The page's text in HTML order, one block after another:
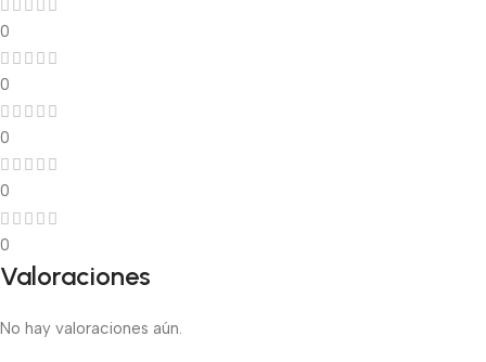
0
0
0
0
0
Valoraciones
No hay valoraciones aún.